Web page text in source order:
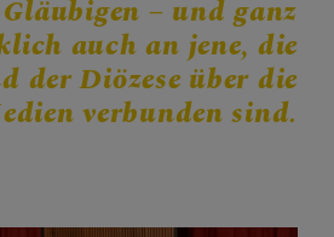
Gläubigen – und ganz
auch an jene, die
der Diözese über die
verbunden sind.